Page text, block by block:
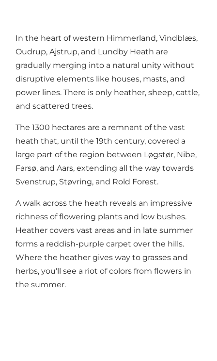
In the heart of western Himmerland, Vindblæs,
Oudrup, Ajstrup, and Lundby Heath are
gradually merging into a natural unity without
disruptive elements like houses, masts, and
power lines. There is only heather, sheep, cattle,
and scattered trees.
The 1300 hectares are a remnant of the vast
heath that, until the 19th century, covered a
large part of the region between Løgstør, Nibe,
Farsø, and Aars, extending all the way towards
Svenstrup, Støvring, and Rold Forest.
A walk across the heath reveals an impressive
richness of flowering plants and low bushes.
Heather covers vast areas and in late summer
forms a reddish-purple carpet over the hills.
Where the heather gives way to grasses and
herbs, you'll see a riot of colors from flowers in
the summer.